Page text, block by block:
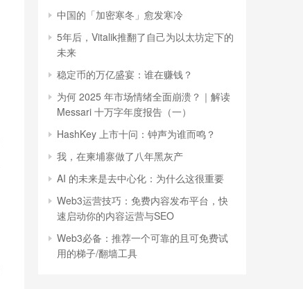
中国的「加密寒冬」愈发寒冷
5年后，Vitalik推翻了自己为以太坊定下的
未来
稳定币的万亿盛宴：谁在赚钱？
为何 2025 年市场情绪全面崩溃？｜解读
Messari 十万字年度报告（一）
HashKey 上市十问：钟声为谁而鸣？
我，在柬埔寨做了八年黑灰产
AI 的未来是去中心化：为什么这很重要
Web3运营技巧：免费内容发布平台，快
速启动你的内容运营与SEO
Web3必备：推荐一个可靠的且可免费试
用的梯子/翻墙工具